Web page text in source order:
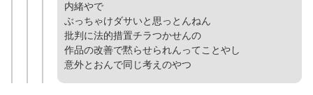
内緒やで
ぶっちゃけダサいと思っとんねん
批判に法的措置チラつかせんの
作品の改善で黙らせられんってことやし
意外とおんで同じ考えのやつ